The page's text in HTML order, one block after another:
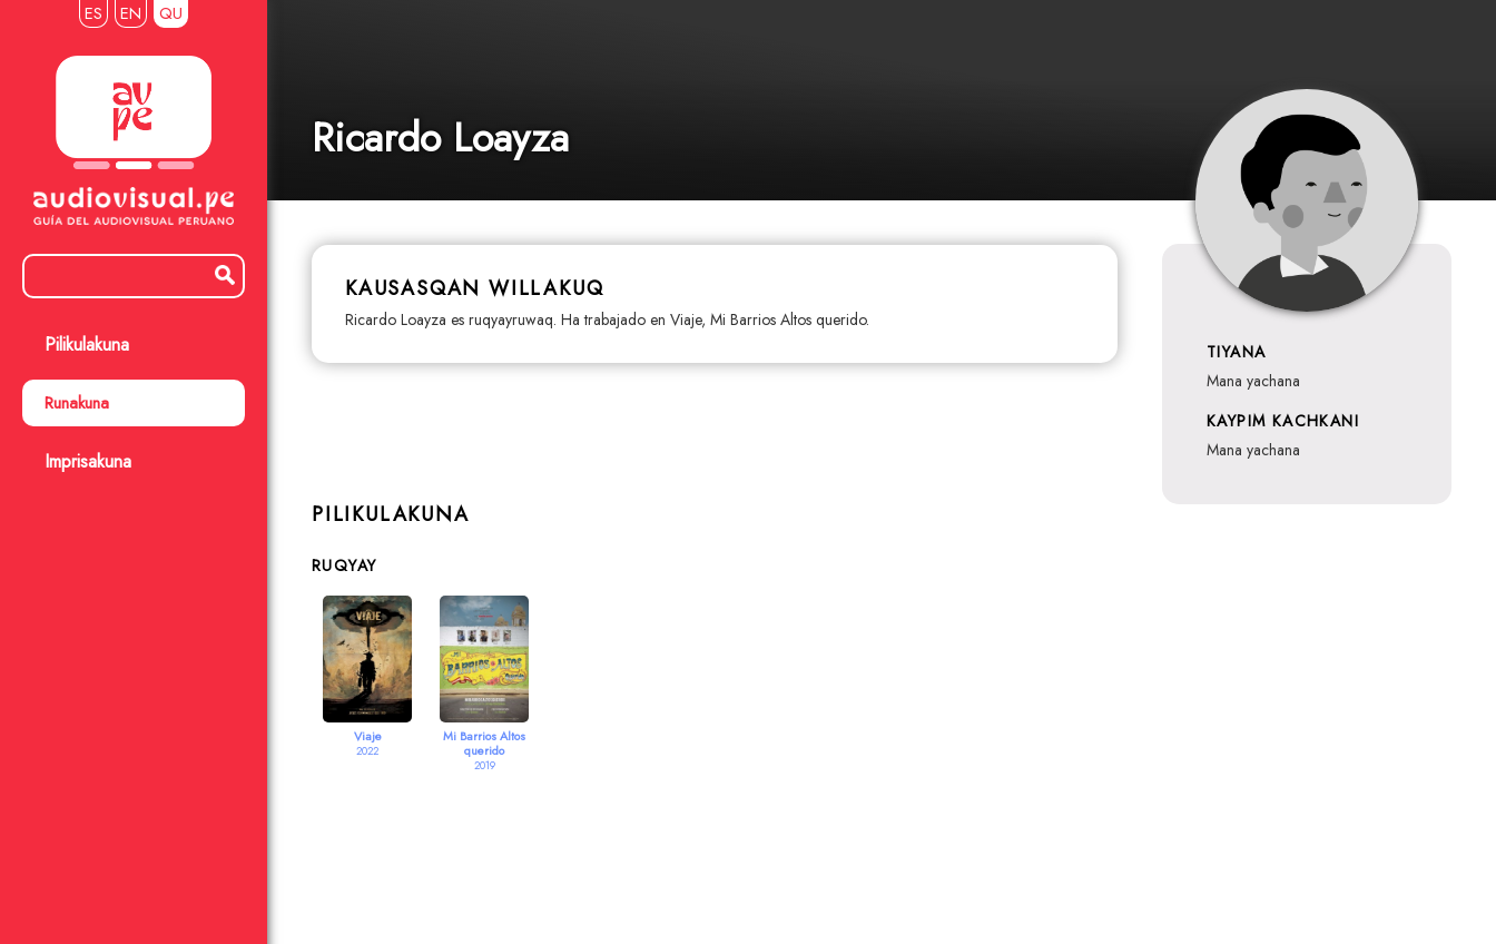
ES EN QU
Pilikulakuna
Runakuna
Imprisakuna
Ricardo Loayza
KAUSASQAN WILLAKUQ
Ricardo Loayza es ruqyayruwaq. Ha trabajado en Viaje, Mi Barrios Altos querido.
TIYANA
mana yachana
KAYPIM KACHKANI
mana yachana
PILIKULAKUNA
RUQYAY
Viaje
2022
Mi Barrios Altos
querido
2019